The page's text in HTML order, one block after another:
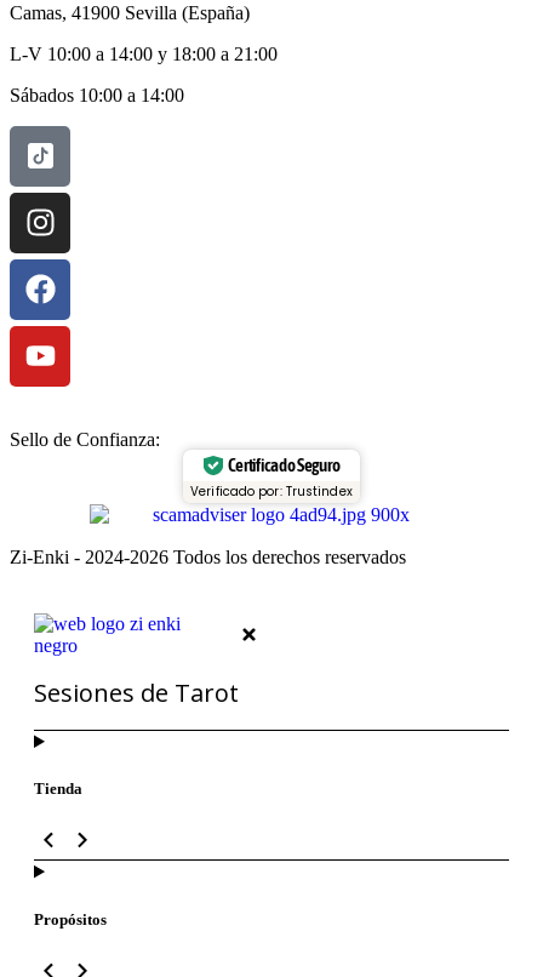
Camas, 41900 Sevilla (España)
L-V 10:00 a 14:00 y 18:00 a 21:00
Sábados 10:00 a 14:00
Sello de Confianza:
Certificado Seguro
Verificado por: Trustindex
Zi-Enki - 2024-2026 Todos los derechos reservados
Sesiones de Tarot
Tienda
Propósitos